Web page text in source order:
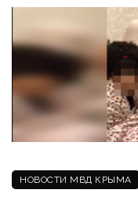
НОВОСТИ МВД КРЫМА